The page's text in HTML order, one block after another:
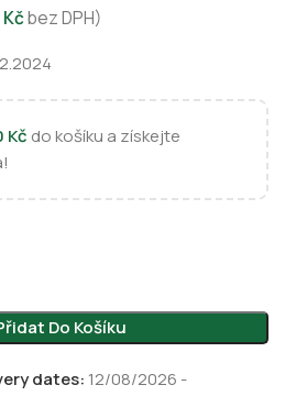
Kčbez DPH)
Kč do košíku a získejte
Do Košíku
dates: 12/08/2026 -